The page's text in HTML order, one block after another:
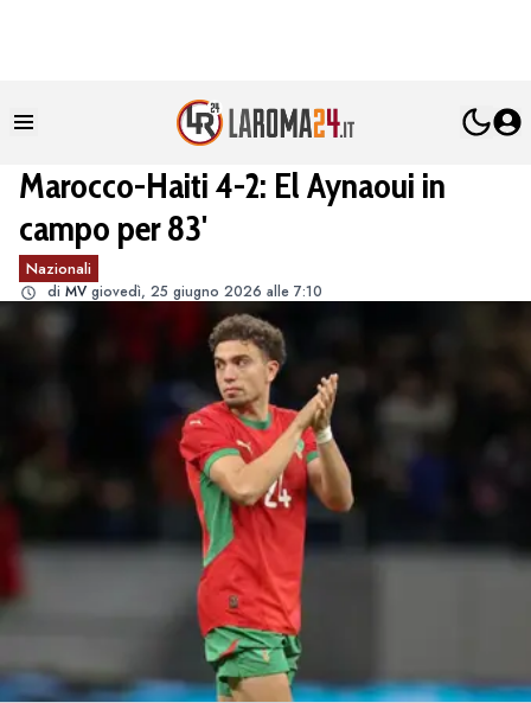
Marocco-Haiti 4-2: El Aynaoui in
campo per 83'
Nazionali
di MV giovedì, 25 giugno 2026 alle 7:10